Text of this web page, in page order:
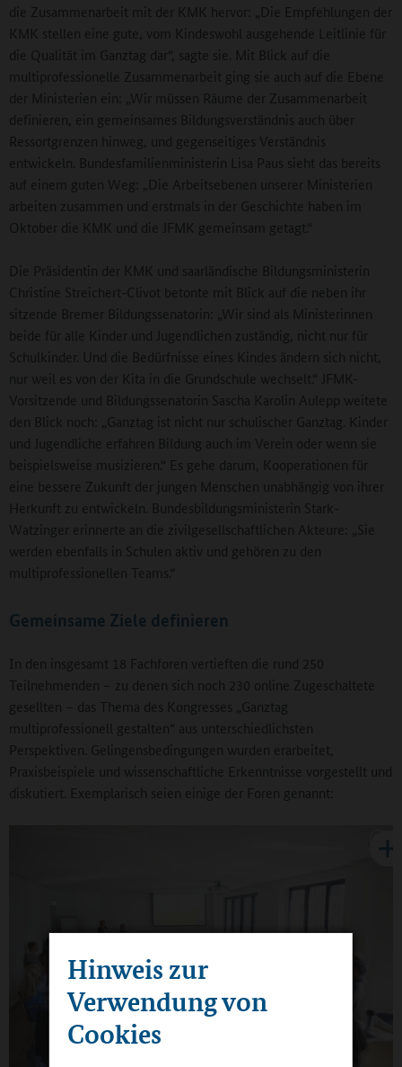
Hinweis zur
Verwendung von
Cookies
die Zusammenarbeit mit der KMK hervor: „Die Empfehlungen der
KMK stellen eine gute, vom Kindeswohl ausgehende Leitlinie für
die Qualität im Ganztag dar“, sagte sie. Mit Blick auf die
multiprofessionelle Zusammenarbeit ging sie auch auf die Ebene
der Ministerien ein: „Wir müssen Räume der Zusammenarbeit
definieren, ein gemeinsames Bildungsverständnis auch über
Ressortgrenzen hinweg, und gegenseitiges Verständnis
entwickeln. Bundesfamilienministerin Lisa Paus sieht das bereits
auf einem guten Weg: „Die Arbeitsebenen unserer Ministerien
arbeiten zusammen und erstmals in der Geschichte haben im
Oktober die KMK und die JFMK gemeinsam getagt.“
Die Präsidentin der KMK und saarländische Bildungsministerin
Christine Streichert-Clivot betonte mit Blick auf die neben ihr
sitzende Bremer Bildungssenatorin: „Wir sind als Ministerinnen
beide für alle Kinder und Jugendlichen zuständig, nicht nur für
Schulkinder. Und die Bedürfnisse eines Kindes ändern sich nicht,
nur weil es von der Kita in die Grundschule wechselt.“ JFMK-
Vorsitzende und Bildungssenatorin Sascha Karolin Aulepp weitete
den Blick noch: „Ganztag ist nicht nur schulischer Ganztag. Kinder
und Jugendliche erfahren Bildung auch im Verein oder wenn sie
beispielsweise musizieren.“ Es gehe darum, Kooperationen für
eine bessere Zukunft der jungen Menschen unabhängig von ihrer
Herkunft zu entwickeln. Bundesbildungsministerin Stark-
Watzinger erinnerte an die zivilgesellschaftlichen Akteure: „Sie
werden ebenfalls in Schulen aktiv und gehören zu den
multiprofessionellen Teams.“
Gemeinsame Ziele definieren
In den insgesamt 18 Fachforen vertieften die rund 250
Teilnehmenden – zu denen sich noch 230 online Zugeschaltete
gesellten – das Thema des Kongresses „Ganztag
multiprofessionell gestalten“ aus unterschiedlichsten
Perspektiven. Gelingensbedingungen wurden erarbeitet,
Praxisbeispiele und wissenschaftliche Erkenntnisse vorgestellt und
diskutiert. Exemplarisch seien einige der Foren genannt: